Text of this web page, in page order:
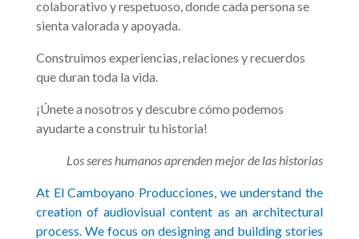
colaborativo y respetuoso, donde cada persona se
sienta valorada y apoyada.
Construimos experiencias, relaciones y recuerdos
que duran toda la vida.
¡Únete a nosotros y descubre cómo podemos
ayudarte a construir tu historia!
Los seres humanos aprenden mejor de las historias
At El Camboyano Producciones, we understand the
creation of audiovisual content as an architectural
process. We focus on designing and building stories